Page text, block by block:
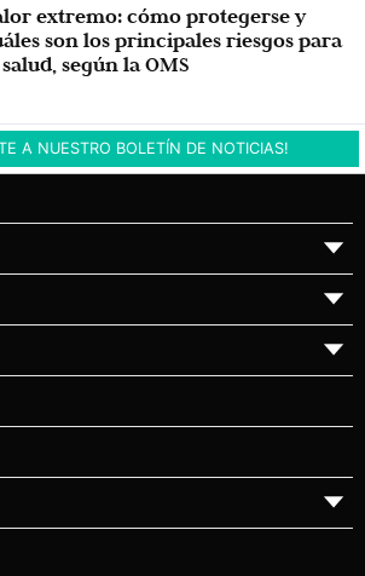
extremo: cómo protegerse y
son los principales riesgos para
según la OMS
A NUESTRO BOLETÍN DE NOTICIAS!
▼
▼
▼
▼